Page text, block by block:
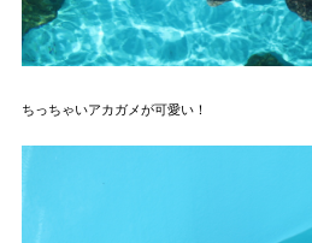
ちっちゃいアカガメが可愛い！